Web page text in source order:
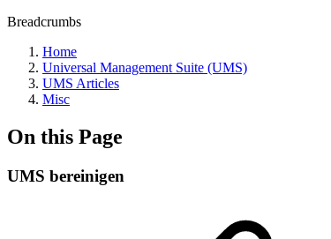
Breadcrumbs
Home
Universal Management Suite (UMS)
UMS Articles
Misc
On this Page
UMS bereinigen